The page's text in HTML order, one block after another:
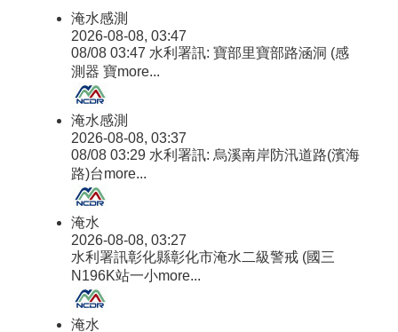
淹水感測
2026-08-08, 03:47
08/08 03:47 水利署訊: 寶部里寶部路涵洞 (感
測器 寶more...
淹水感測
2026-08-08, 03:37
08/08 03:29 水利署訊: 烏溪南岸防汛道路(濱海
路)台more...
淹水
2026-08-08, 03:27
水利署訊彰化縣彰化市淹水二級警戒 (國三
N196K站一小more...
淹水